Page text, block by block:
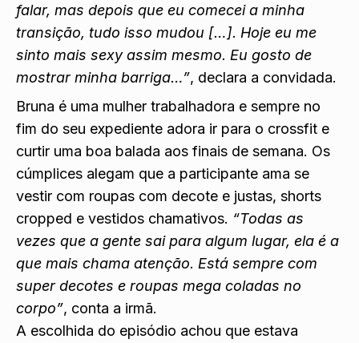
falar, mas depois que eu comecei a minha
transição, tudo isso mudou […]. Hoje eu me
sinto mais sexy assim mesmo. Eu gosto de
mostrar minha barriga…”, declara a convidada.
Bruna é uma mulher trabalhadora e sempre no
fim do seu expediente adora ir para o crossfit e
curtir uma boa balada aos finais de semana. Os
cúmplices alegam que a participante ama se
vestir com roupas com decote e justas, shorts
cropped e vestidos chamativos. “Todas as
vezes que a gente sai para algum lugar, ela é a
que mais chama atenção. Está sempre com
super decotes e roupas mega coladas no
corpo”, conta a irmã.
A escolhida do episódio achou que estava